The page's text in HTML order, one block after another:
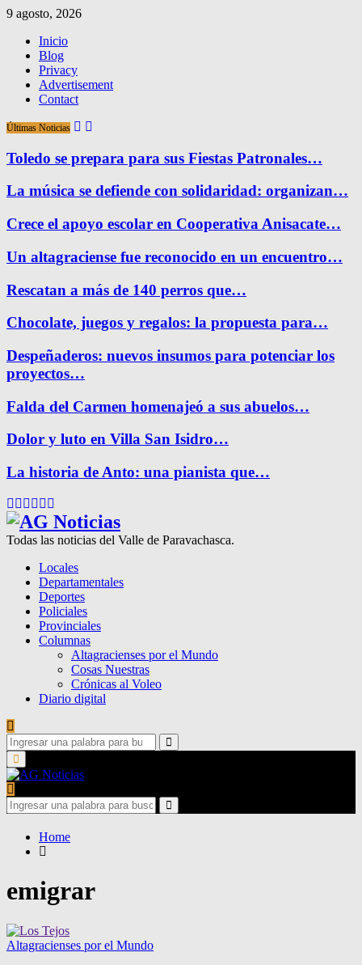
9 agosto, 2026
Inicio
Blog
Privacy
Advertisement
Contact
Últimas Noticias
Toledo se prepara para sus Fiestas Patronales…
La música se defiende con solidaridad: organizan…
Crece el apoyo escolar en Cooperativa Anisacate…
Un altagraciense fue reconocido en un encuentro…
Rescatan a más de 140 perros que…
Chocolate, juegos y regalos: la propuesta para…
Despeñaderos: nuevos insumos para potenciar los
proyectos…
Falda del Carmen homenajeó a sus abuelos…
Dolor y luto en Villa San Isidro…
La historia de Anto: una pianista que…
Facebook
Twitter
Instagram
Pinterest
Google
Todas las noticias del Valle de Paravachasca.
Locales
Departamentales
Deportes
Policiales
Provinciales
Columnas
Altagracienses por el Mundo
Cosas Nuestras
Crónicas al Voleo
Diario digital
Search
for:
Search
Primary
Menu
Search
for:
Search
Home
emigrar
Altagracienses por el Mundo